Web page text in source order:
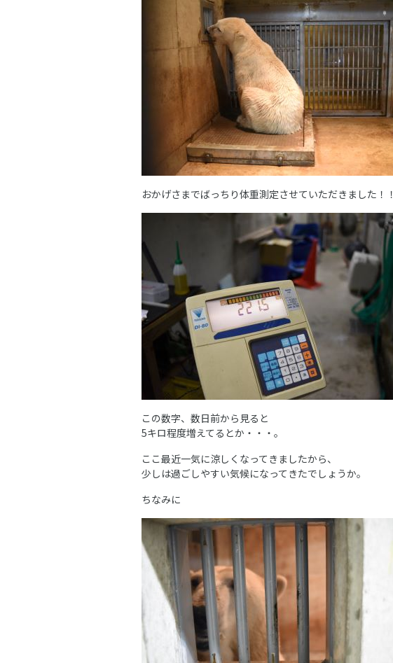
おかげさまでばっちり体重測定させていただきました！！
この数字、数日前から見ると
5キロ程度増えてるとか・・・。
ここ最近一気に涼しくなってきましたから、
少しは過ごしやすい気候になってきたでしょうか。
ちなみに